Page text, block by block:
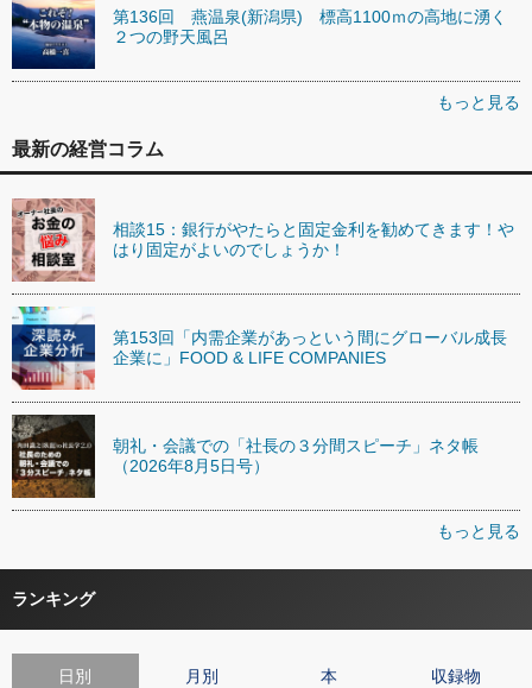
第136回 燕温泉(新潟県) 標高1100ｍの高地に湧く
２つの野天風呂
もっと見る
最新の経営コラム
相談15：銀行がやたらと固定金利を勧めてきます！や
はり固定がよいのでしょうか！
第153回「内需企業があっという間にグローバル成長
企業に」FOOD & LIFE COMPANIES
朝礼・会議での「社長の３分間スピーチ」ネタ帳
（2026年8月5日号）
もっと見る
ランキング
日別 月別 本 収録物